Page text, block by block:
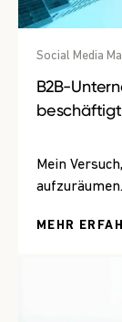
Social Media
B2B-
Mein
aufzuräumen.
MEHR